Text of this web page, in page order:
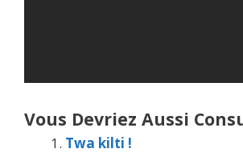
Vous Devriez Aussi
Twa kilti !